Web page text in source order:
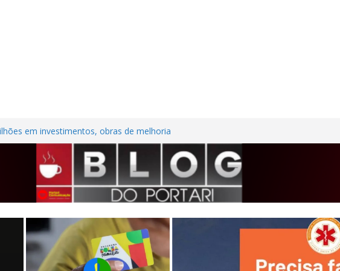
em investimentos, obras de melhoria
seguem em ritmo avançado
contra trabalhadora do estacionamento
em Frutal
Nordestina
casa desabitada e furtam bicicleta,
no Centro de Frutal